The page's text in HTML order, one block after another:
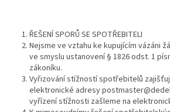
ŘEŠENÍ SPORŮ SE SPOTŘEBITELI
Nejsme ve vztahu ke kupujícím vázáni
ve smyslu ustanovení § 1826 odst. 1
zákoníku.
Vyřizování stížností spotřebitelů
elektronické adresy
vyřízení stížnosti zašleme na